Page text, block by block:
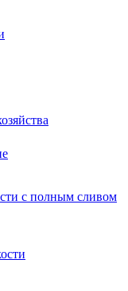
с полным сливом